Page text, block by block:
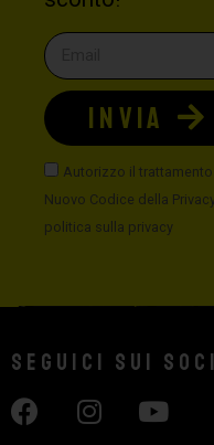
Autorizzo il
Nuovo Codice della
politica sulla privacy
INVIA
Seguici sui